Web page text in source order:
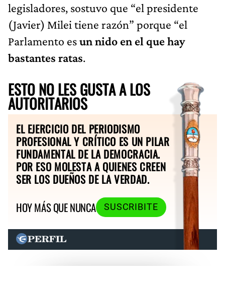
legisladores, sostuvo que “el presidente
(Javier) Milei tiene razón” porque “el
Parlamento esun nido en el que hay
bastantes ratas.
ESTO NO LES GUSTA A LOS
AUTORITARIOS
EL EJERCICIO DEL PERIODISMO
PROFESIONAL Y CRÍTICO ES UN PILAR
FUNDAMENTAL DE LA DEMOCRACIA.
POR ESO MOLESTA A QUIENES CREEN
SER LOS DUEÑOS DE LA VERDAD.
HOY MÁS QUE NUNCA
SUSCRIBITE